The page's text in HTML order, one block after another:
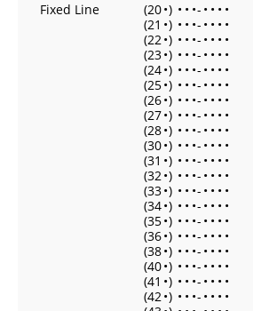
Fixed Line
(20•) • • •- • • • •
(21 •) • • •- • • • •
(22•) • • •- • • • •
(23•) • • •- • • • •
(24•) • • •- • • • •
(25•) • • •- • • • •
(26•) • • •- • • • •
(27•) • • •- • • • •
(28•) • • •- • • • •
(30•) • • •- • • • •
(31 •) • • •- • • • •
(32•) • • •- • • • •
(33•) • • •- • • • •
(34•) • • •- • • • •
(35•) • • •- • • • •
(36•) • • •- • • • •
(38•) • • •- • • • •
(40•) • • •- • • • •
(41 •) • • •- • • • •
(42•) • • •- • • • •